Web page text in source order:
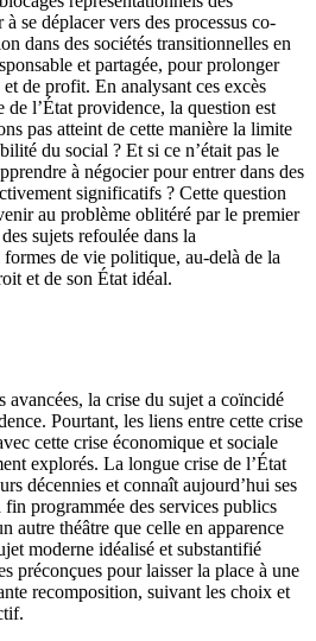
se déplacer vers des processus co-
dans des sociétés transitionnelles en
et partagée, pour prolonger
de profit. En analysant ces excès
de l’État providence, la question est
pas atteint de cette manière la limite
du social ? Et si ce n’était pas le
à négocier pour entrer dans des
significatifs ? Cette question
au problème oblitéré par le premier
sujets refoulée dans la
de vie politique, au-delà de la
et de son État idéal.
avancées, la crise du sujet a coïncidé
Pourtant, les liens entre cette crise
cette crise économique et sociale
explorés. La longue crise de l’État
décennies et connaît aujourd’hui ses
fin programmée des services publics
autre théâtre que celle en apparence
moderne idéalisé et substantifié
préconçues pour laisser la place à une
recomposition, suivant les choix et